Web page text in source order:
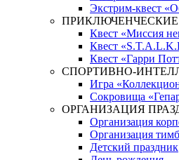
Экстрим-квест
Квест «Миссия
Квест
Квест «Гарри
СПОРТИВНО-
Игра
Сокровища
ОРГАНИЗАЦИЯ
Организация
Организация
Детский праздник